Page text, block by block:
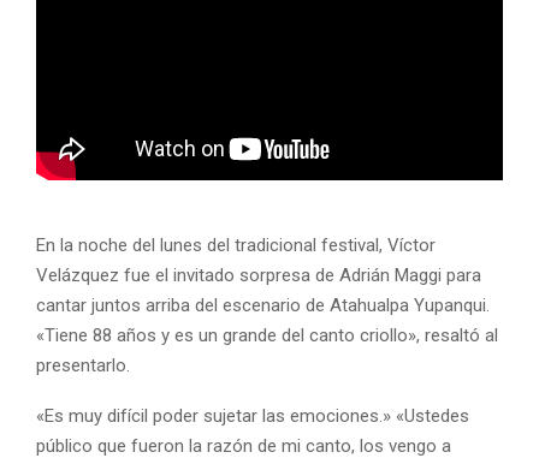
En la noche del lunes del tradicional festival, Víctor
Velázquez fue el invitado sorpresa de Adrián Maggi para
cantar juntos arriba del escenario de Atahualpa Yupanqui.
«Tiene 88 años y es un grande del canto criollo», resaltó al
presentarlo.
«Es muy difícil poder sujetar las emociones.» «Ustedes
público que fueron la razón de mi canto, los vengo a